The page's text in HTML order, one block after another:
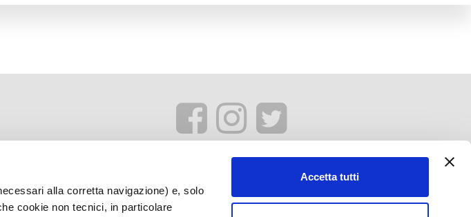
alla corretta navigazione) e, solo
cookie non tecnici, in particolare
Accetta tutti